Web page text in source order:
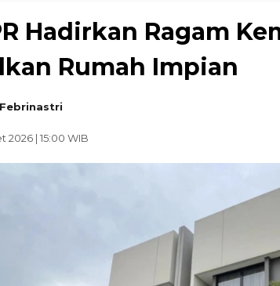
Hadirkan Ragam
Rumah Impian
2026 | 15:00 WIB